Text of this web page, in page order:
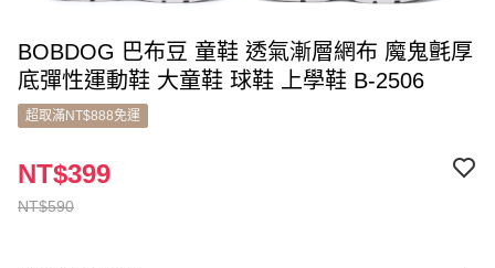
BOBDOG 巴布豆 童鞋 透氣漸層網布 魔鬼氈厚
底彈性運動鞋 大童鞋 球鞋 上學鞋 B-2506
超取滿NT$888免運
NT$590
NT$399